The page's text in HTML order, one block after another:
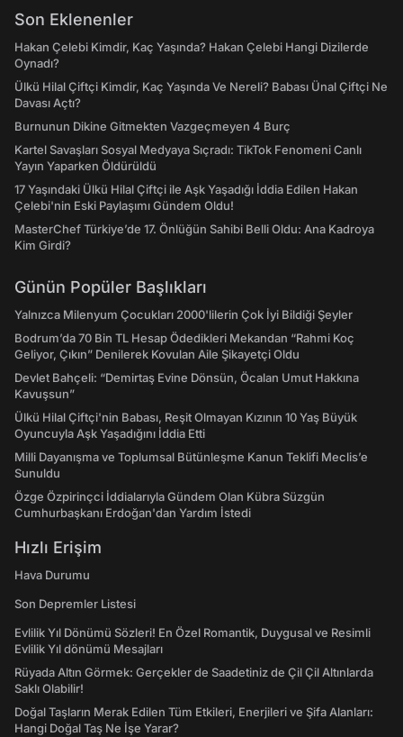
Son Eklenenler
Hakan Çelebi Kimdir, Kaç Yaşında? Hakan Çelebi Hangi Dizilerde
Oynadı?
Ülkü Hilal Çiftçi Kimdir, Kaç Yaşında Ve Nereli? Babası Ünal Çiftçi Ne
Davası Açtı?
Burnunun Dikine Gitmekten Vazgeçmeyen 4 Burç
Kartel Savaşları Sosyal Medyaya Sıçradı: TikTok Fenomeni Canlı
Yayın Yaparken Öldürüldü
17 Yaşındaki Ülkü Hilal Çiftçi ile Aşk Yaşadığı İddia Edilen Hakan
Çelebi'nin Eski Paylaşımı Gündem Oldu!
MasterChef Türkiye’de 17. Önlüğün Sahibi Belli Oldu: Ana Kadroya
Kim Girdi?
Günün Popüler Başlıkları
Yalnızca Milenyum Çocukları 2000'lilerin Çok İyi Bildiği Şeyler
Bodrum’da 70 Bin TL Hesap Ödedikleri Mekandan “Rahmi Koç
Geliyor, Çıkın” Denilerek Kovulan Aile Şikayetçi Oldu
Devlet Bahçeli: “Demirtaş Evine Dönsün, Öcalan Umut Hakkına
Kavuşsun”
Ülkü Hilal Çiftçi'nin Babası, Reşit Olmayan Kızının 10 Yaş Büyük
Oyuncuyla Aşk Yaşadığını İddia Etti
Milli Dayanışma ve Toplumsal Bütünleşme Kanun Teklifi Meclis’e
Sunuldu
Özge Özpirinçci İddialarıyla Gündem Olan Kübra Süzgün
Cumhurbaşkanı Erdoğan'dan Yardım İstedi
Hızlı Erişim
Hava Durumu
Son Depremler Listesi
Evlilik Yıl Dönümü Sözleri! En Özel Romantik, Duygusal ve Resimli
Evlilik Yıl dönümü Mesajları
Rüyada Altın Görmek: Gerçekler de Saadetiniz de Çil Çil Altınlarda
Saklı Olabilir!
Doğal Taşların Merak Edilen Tüm Etkileri, Enerjileri ve Şifa Alanları:
Hangi Doğal Taş Ne İşe Yarar?